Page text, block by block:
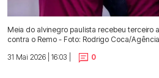
Meia do alvinegro paulista recebeu terceiro
contra o Remo - Foto: Rodrigo Coca/
31 Mai 2026 | 16:03 |
0